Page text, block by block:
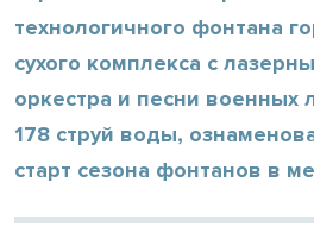
технологичного фонтана
сухого комплекса с
оркестра и песни военных
178 струй воды,
старт сезона фонтанов в